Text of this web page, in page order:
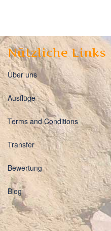
Nützliche Links
Über uns
Ausflüge
Terms and Conditions
Transfer
Bewertung
Blog